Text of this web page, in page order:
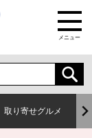
メニュー
取り寄せグルメ